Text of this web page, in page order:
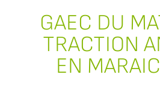
GAEC DU
TRACTION
EN